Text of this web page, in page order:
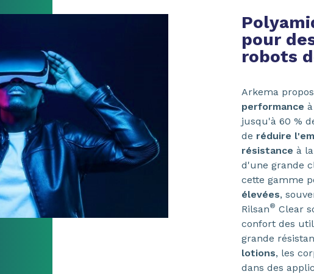
pour
robots
Arkema
performance
jusqu'à 60 %
de réduire
résistance à la
d'une grande
cette gamme
élevées,
Rilsan® Clear
confort des
grande
lotions, les
dans des